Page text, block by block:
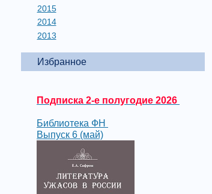
2015
2014
2013
Избранное
Подписка 2-е полугодие 2026
Библиотека ФН
Выпуск 6 (май)